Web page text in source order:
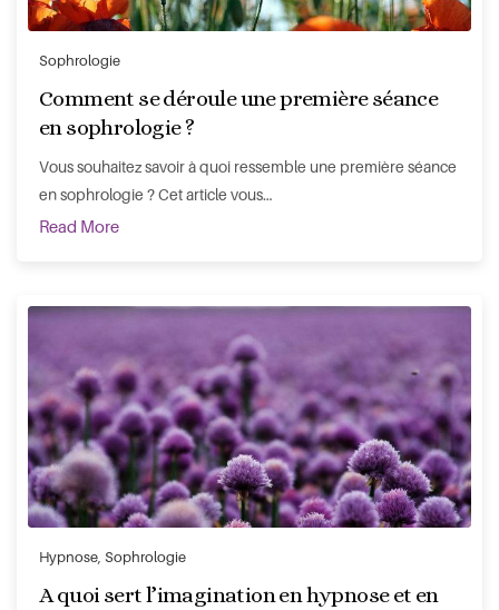
Sophrologie
Comment se déroule une première séance
en sophrologie ?
Vous souhaitez savoir à quoi ressemble une première séance
en sophrologie ? Cet article vous…
Read More
Hypnose, Sophrologie
A quoi sert l’imagination en hypnose et en